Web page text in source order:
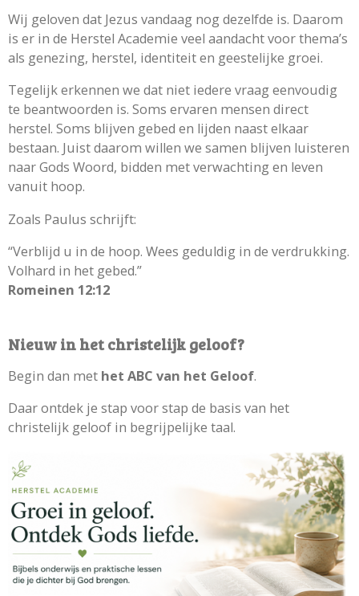
Wij geloven dat Jezus vandaag nog dezelfde is. Daarom
is er in de Herstel Academie veel aandacht voor thema’s
als genezing, herstel, identiteit en geestelijke groei.
Tegelijk erkennen we dat niet iedere vraag eenvoudig
te beantwoorden is. Soms ervaren mensen direct
herstel. Soms blijven gebed en lijden naast elkaar
bestaan. Juist daarom willen we samen blijven luisteren
naar Gods Woord, bidden met verwachting en leven
vanuit hoop.
Zoals Paulus schrijft:
“Verblijd u in de hoop. Wees geduldig in de verdrukking.
Volhard in het gebed.”
Romeinen 12:12
Nieuw in het christelijk geloof?
Begin dan met het ABC van het Geloof.
Daar ontdek je stap voor stap de basis van het
christelijk geloof in begrijpelijke taal.